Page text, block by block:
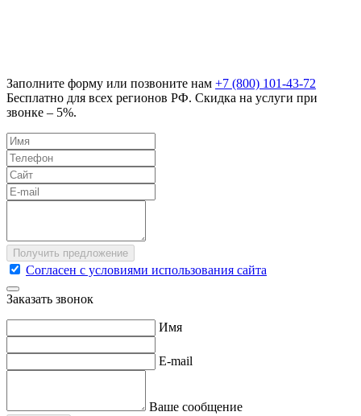
Заполните форму или позвоните нам +7 (800) 101-43-72
Бесплатно для всех регионов РФ. Скидка на услуги при
звонке – 5%.
Согласен с условиями использования сайта
Заказать звонок
Имя
E-mail
Ваше сообщение